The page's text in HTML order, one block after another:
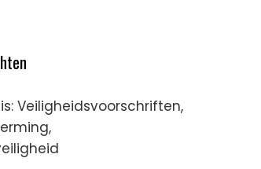
Veiligheidsvoorschriften,